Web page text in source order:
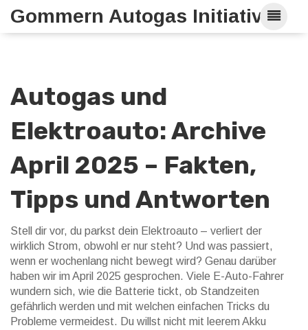
Gommern Autogas Initiative
Autogas und
Elektroauto: Archive
April 2025 – Fakten,
Tipps und Antworten
Stell dir vor, du parkst dein Elektroauto – verliert der
wirklich Strom, obwohl er nur steht? Und was passiert,
wenn er wochenlang nicht bewegt wird? Genau darüber
haben wir im April 2025 gesprochen. Viele E-Auto-Fahrer
wundern sich, wie die Batterie tickt, ob Standzeiten
gefährlich werden und mit welchen einfachen Tricks du
Probleme vermeidest. Du willst nicht mit leerem Akku